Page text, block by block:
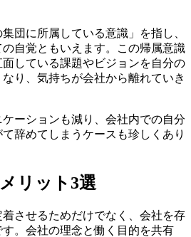
団に所属している意識」を指し、
自覚ともいえます。この帰属意識
している課題やビジョンを自分の
り、気持ちが会社から離れていき
ーションも減り、会社内での自分
辞めてしまうケースも珍しくあり
リット3選
させるためだけでなく、会社を存
。会社の理念と働く目的を共有